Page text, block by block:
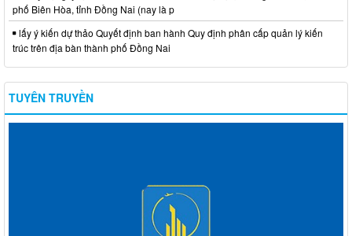
phố Biên Hòa, tỉnh Đồng Nai (nay là p
lấy ý kiến dự thảo Quyết định ban hành Quy định phân cấp quản lý kiến
trúc trên địa bàn thành phố Đồng Nai
TUYÊN TRUYỀN